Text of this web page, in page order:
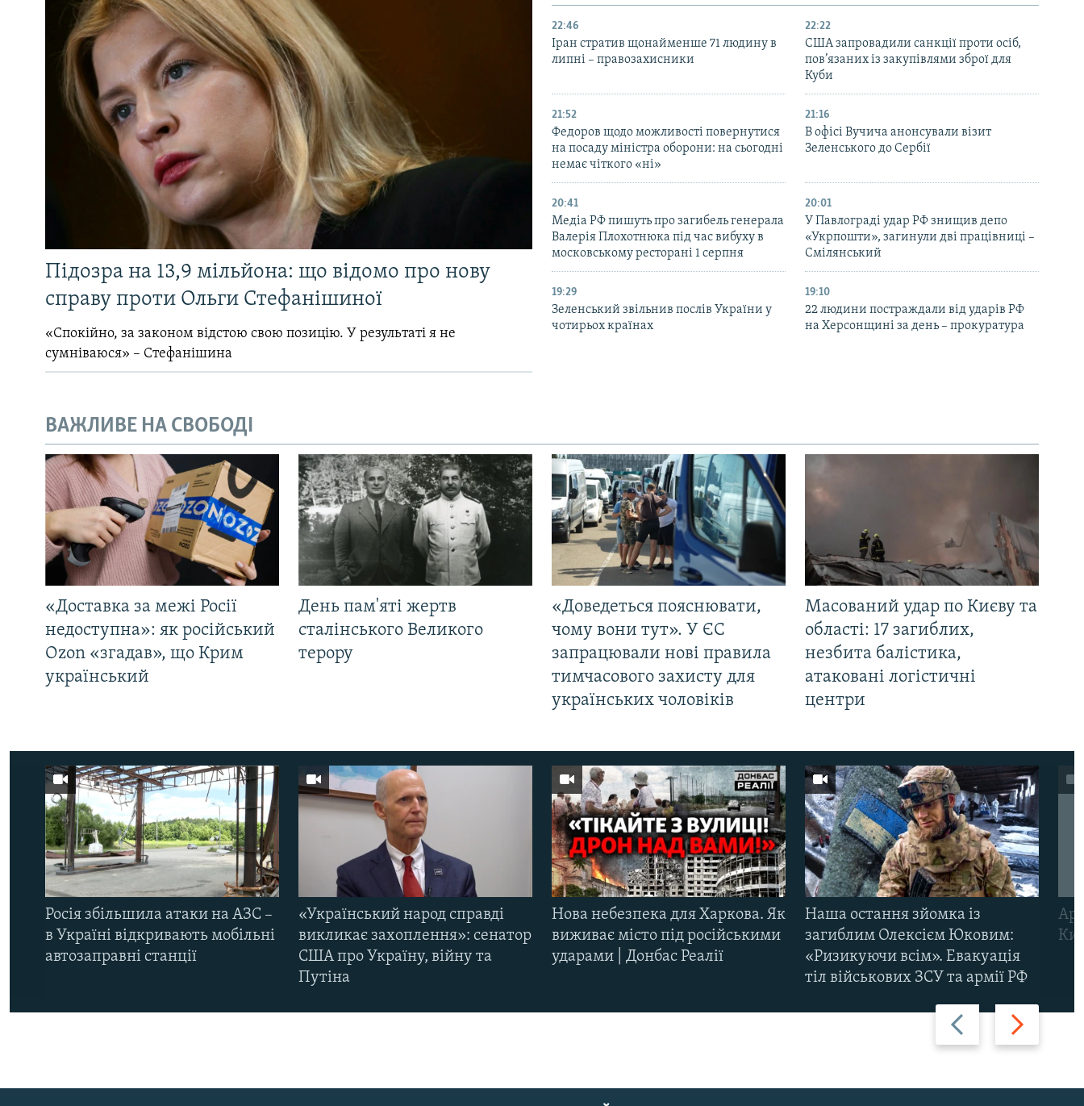
РУС
Підозра на 13,9 мільйона: що відомо про нову
справу проти Ольги Стефанішиної
«Спокійно, за законом відстою свою позицію. У результаті я не
сумніваюся» – Стефанішина
22:46
Іран стратив щонайменше 71 людину в
липні – правозахисники
22:22
США запровадили санкції проти осіб,
пов’язаних із закупівлями зброї для
Куби
21:52
Федоров щодо можливості повернутися
на посаду міністра оборони: на сьогодні
немає чіткого «ні»
21:16
В офісі Вучича анонсували візит
Зеленського до Сербії
20:41
Медіа РФ пишуть про загибель генерала
Валерія Плохотнюка під час вибуху в
московському ресторані 1 серпня
20:01
У Павлограді удар РФ знищив депо
«Укрпошти», загинули дві працівниці –
Смілянський
19:29
Зеленський звільнив послів України у
чотирьох країнах
19:10
22 людини постраждали від ударів РФ
на Херсонщині за день – прокуратура
ВАЖЛИВЕ НА СВОБОДІ
«Доставка за межі Росії
недоступна»: як російський
Ozon «згадав», що Крим
український
День пам'яті жертв
сталінського Великого
терору
«Доведеться пояснювати,
чому вони тут». У ЄС
запрацювали нові правила
тимчасового захисту для
українських чоловіків
Масований удар по Києву та
області: 17 загиблих,
незбита балістика,
атаковані логістичні
центри
Назад Вперед
Росія збільшила атаки на АЗС –
в Україні відкривають мобільні
автозаправні станції
«Український народ справді
викликає захоплення»: сенатор
США про Україну, війну та
Путіна
Нова небезпека для Харкова. Як
виживає місто під російськими
ударами | Донбас Реалії
Наша остання зйомка із
загиблим Олексієм Юковим:
«Ризикуючи всім». Евакуація
тіл військових ЗСУ та армії РФ